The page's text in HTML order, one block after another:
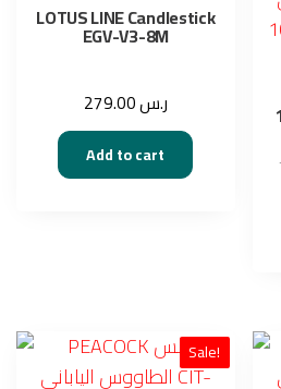
LOTUS LINE Candlestick
EGV-V3-8M
ر.س
Add to cart
Sale!